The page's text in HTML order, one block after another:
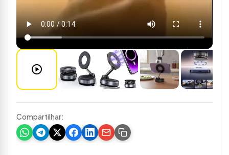
play_circle
Compartilhar: